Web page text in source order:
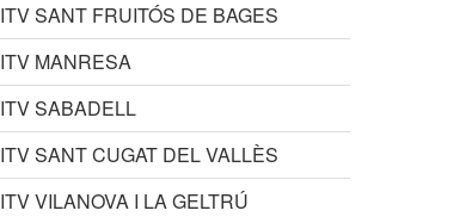
ITV SANT FRUITÓS DE BAGES
ITV MANRESA
ITV SABADELL
ITV SANT CUGAT DEL VALLÈS
ITV VILANOVA I LA GELTRÚ